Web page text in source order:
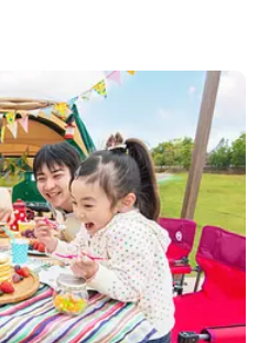
ッズ・ベビーにやさしいこだわ
ルーム」「コチラファミリールー
ご用意しています。 また、お子